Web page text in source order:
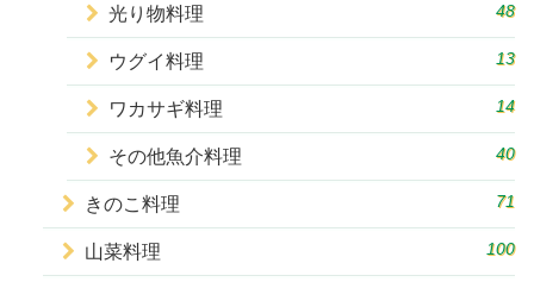
光り物料理 48
ウグイ料理 13
ワカサギ料理 14
その他魚介料理 40
きのこ料理 71
山菜料理 100